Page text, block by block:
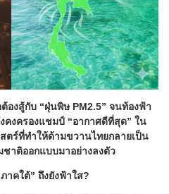
งสู้กับ “ฝุ่นพิษ PM2.5” จนท้องฟ้า
คงครองแชมป์ “อากาศดีที่สุด” ใน
ตร์ที่ทำให้ด้ามขวานไทยกลายเป็น
าติออกแบบมาอย่างลงตัว
าคใต้” ถึงยังฟ้าใส?